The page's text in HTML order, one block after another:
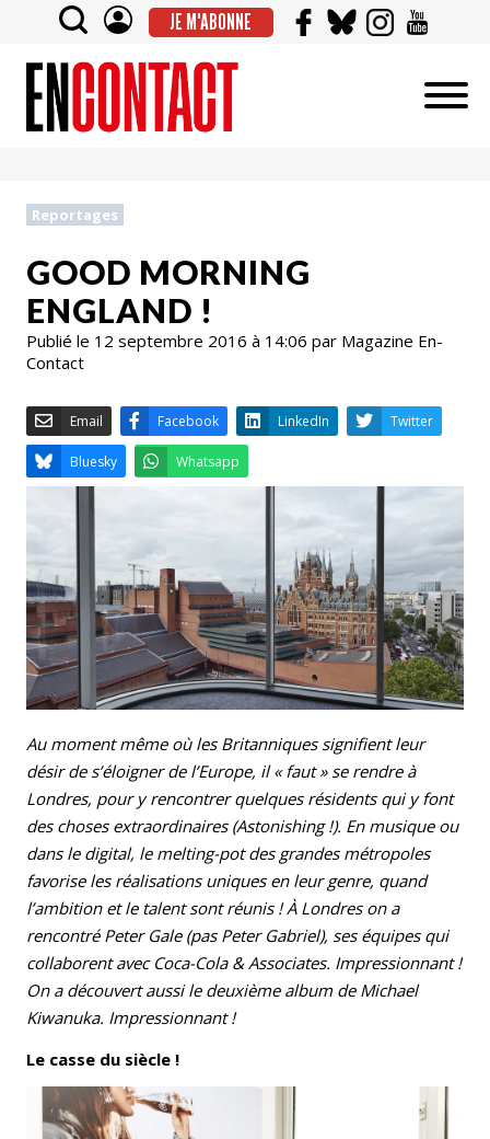
JE M'ABONNE
Reportages
GOOD MORNING
ENGLAND !
Publié le 12 septembre 2016 à 14:06 par Magazine En-
Contact
Bluesky Whatsapp
Au moment même où les Britanniques signifient leur
désir de s’éloigner de l’Europe, il « faut » se rendre à
Londres, pour y rencontrer quelques résidents qui y font
des choses extraordinaires (Astonishing !). En musique ou
dans le digital, le melting-pot des grandes métropoles
favorise les réalisations uniques en leur genre, quand
l’ambition et le talent sont réunis ! À Londres on a
rencontré Peter Gale (pas Peter Gabriel), ses équipes qui
collaborent avec Coca-Cola & Associates. Impressionnant !
On a découvert aussi le deuxième album de Michael
Kiwanuka. Impressionnant !
Le casse du siècle !